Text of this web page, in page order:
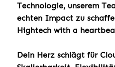
Technologie, unserem
echten Impact zu
Hightech with a
Dein Herz schlägt für